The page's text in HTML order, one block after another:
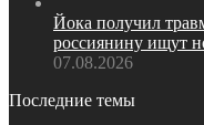
Йока получил
россиянину ищут
07.08.2026
Последние темы